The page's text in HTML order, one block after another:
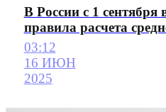
В России с 1 сентября
правила расчета
03:12
16 ИЮН
2025